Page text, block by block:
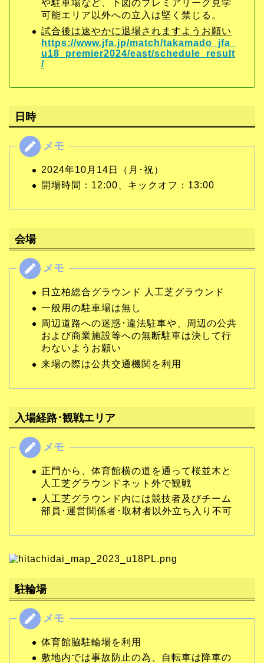
や駐車場など、下図のプレミアリーグ見学
可能エリア以外への立入は堅く禁じる。
試合後は速やかに退場されますようお願い
https://www.jfa.jp/match/takamado_jfa_
u18_premier2024/east/schedule_result
/
日時
2024年10月14日（月･祝）
開場時間：12:00、キックオフ：13:00
会場
日立柏総合グラウンド 人工芝グラウンド
一般用の駐車場は無し
周辺道路への迷惑･違法駐車や、周辺の公共
および商業施設等への無断駐車は決して行
わないようお願い
来場の際は公共交通機関を利用
入場経路･観戦エリア
正門から、体育館横の道を通って桜並木と
人工芝グラウンドネット外で観戦
人工芝グラウンド内には競技者及びチーム
部員･運営関係者･取材者以外立ち入り不可
駐輪場
体育館脇駐輪場を利用
敷地内では事故防止の為、自転車は降車の